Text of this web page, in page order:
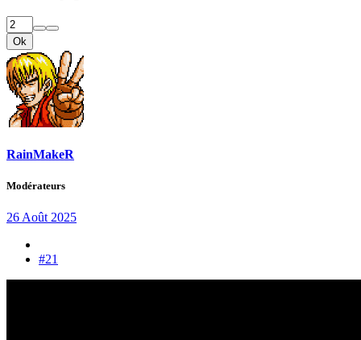
Ok
RainMakeR
Modérateurs
26 Août 2025
#21